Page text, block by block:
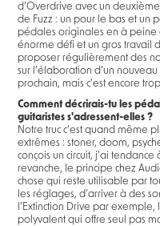
d’Overdrive avec un
de Fuzz : un pour le bas et un
pédales originales en à peine
énorme défi et un gros travail
proposer régulièrement des
sur l’élaboration d’un
prochain, mais c’est encore
Comment décrirais-tu les
guitaristes s'adressent-elles ?
Notre truc c’est quand même
extrêmes : stoner, doom,
conçois un circuit, j’ai
revanche, le principe chez
chose qui reste utilisable par
les réglages, d’arriver à des
l’Extinction Drive par
polyvalent qui offre seul pas